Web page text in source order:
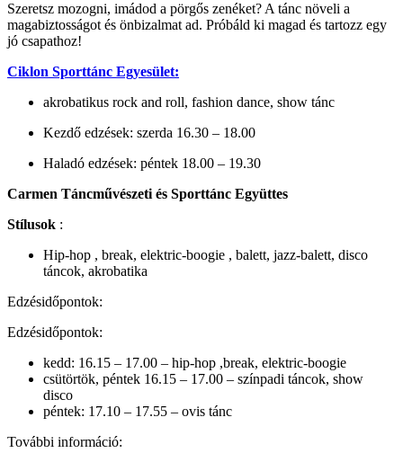
Szeretsz mozogni, imádod a pörgős zenéket? A tánc növeli a
magabiztosságot és önbizalmat ad. Próbáld ki magad és tartozz egy
jó csapathoz!
Ciklon Sporttánc Egyesület:
akrobatikus rock and roll, fashion dance, show tánc
Kezdő edzések: szerda 16.30 – 18.00
Haladó edzések: péntek 18.00 – 19.30
Carmen Táncművészeti és Sporttánc Együttes
Stílusok :
Hip-hop , break, elektric-boogie , balett, jazz-balett, disco
táncok, akrobatika
Edzésidőpontok:
Edzésidőpontok:
kedd: 16.15 – 17.00 – hip-hop ,break, elektric-boogie
csütörtök, péntek 16.15 – 17.00 – színpadi táncok, show
disco
péntek: 17.10 – 17.55 – ovis tánc
További információ: